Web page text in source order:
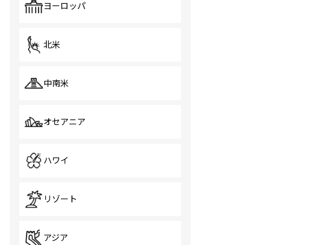
ヨーロッパ
北米
中南米
オセアニア
ハワイ
リゾート
アジア